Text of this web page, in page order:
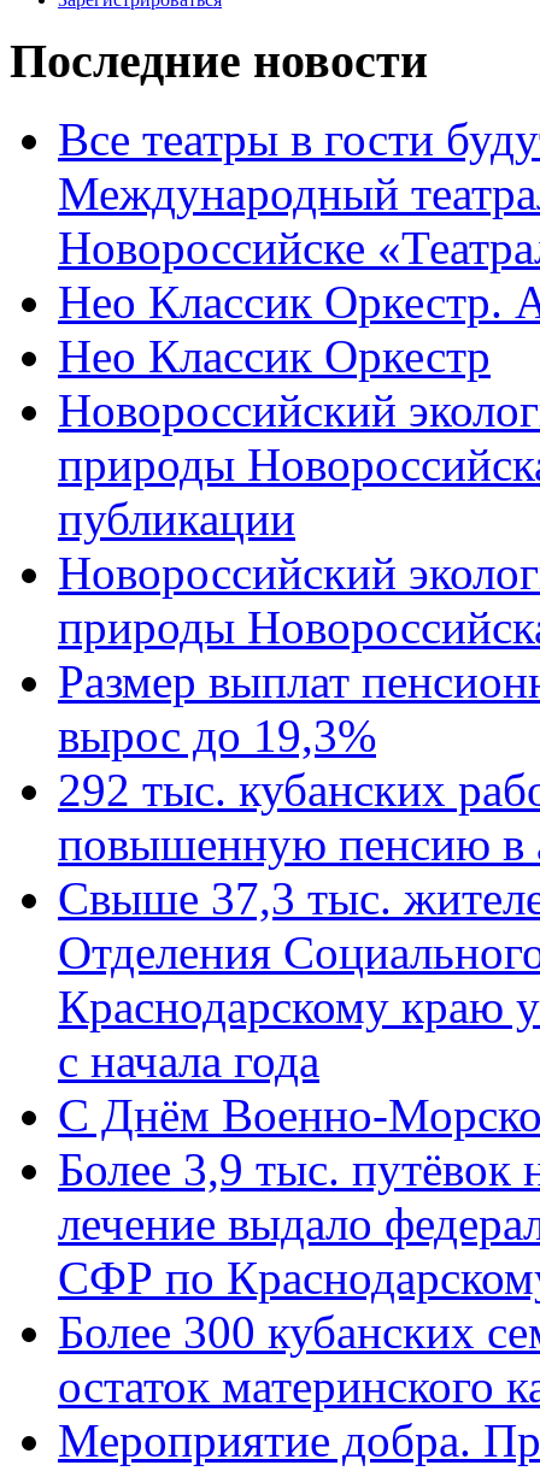
Последние новости
Все театры в гости
Международный
Новороссийске
Нео Классик Оркестр.
Нео Классик Оркестр
Новороссийский
природы
публикации
Новороссийский
природы
Размер выплат
вырос до 19,3%
292 тыс. кубанских
повышенную пенсию в
Свыше 37,3 тыс.
Отделения
Краснодарскому краю
с начала года
C Днём Военно-
Более 3,9 тыс. путёвок
лечение выдало
СФР по
Более 300 кубанских
остаток материнского
Мероприятие добра.